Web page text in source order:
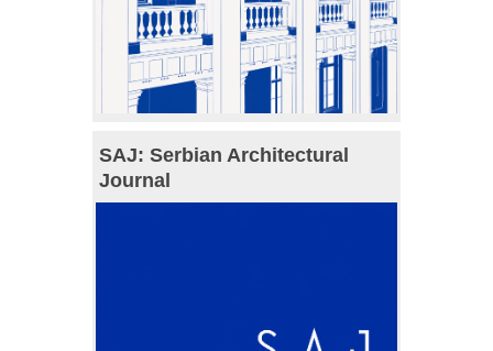
SAJ: Serbian Architectural
Journal